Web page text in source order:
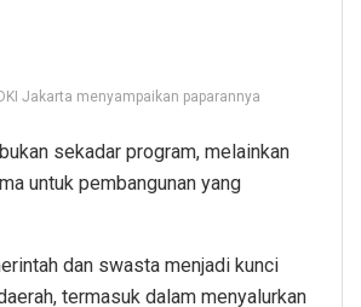
Jakarta menyampaikan paparannya
sekadar program, melainkan
untuk pembangunan yang
dan swasta menjadi kunci
termasuk dalam menyalurkan